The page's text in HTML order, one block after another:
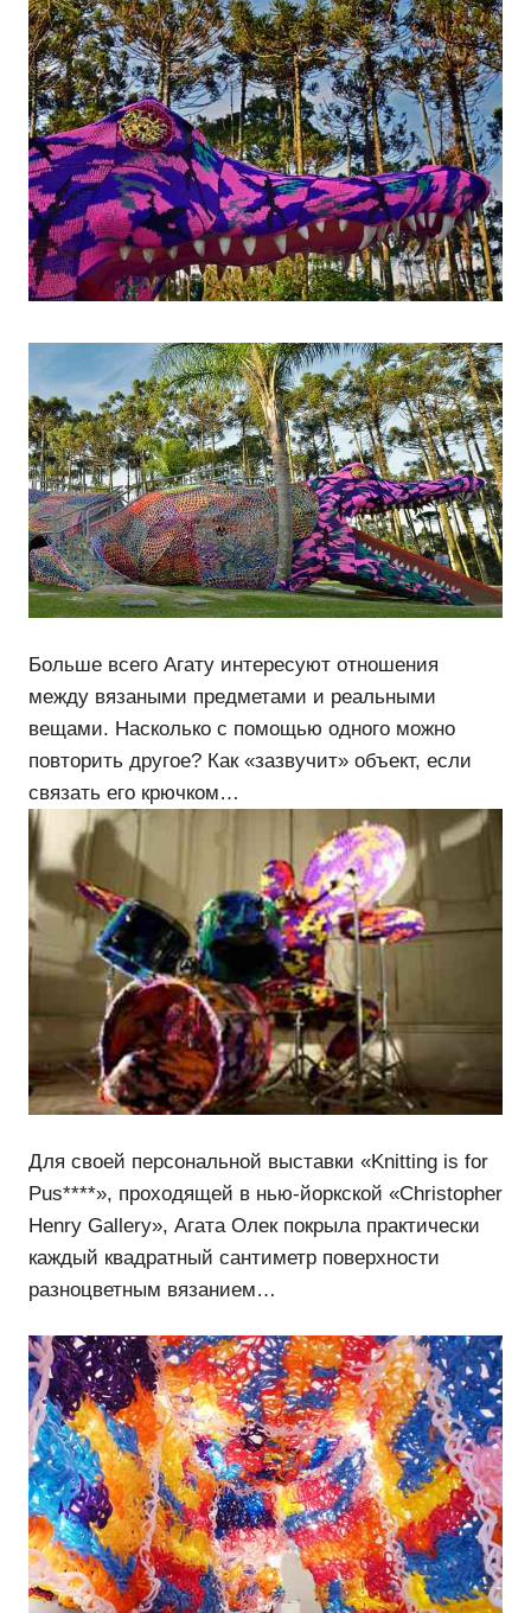
Больше всего Агату интересуют отношения
между вязаными предметами и реальными
вещами. Насколько с помощью одного можно
повторить другое? Как «зазвучит» объект, если
связать его крючком…
Для своей персональной выставки «Knitting is for
Pus****», проходящей в нью-йоркской «Christopher
Henry Gallery», Агата Олек покрыла практически
каждый квадратный сантиметр поверхности
разноцветным вязанием…